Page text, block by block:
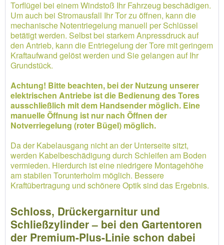
Torflügel bei einem Windstoß Ihr Fahrzeug beschädigen.
Um auch bei Stromausfall Ihr Tor zu öffnen, kann die
mechanische Notentriegelung manuell per Schlüssel
betätigt werden. Selbst bei starkem Anpressdruck auf
den Antrieb, kann die Entriegelung der Tore mit geringem
Kraftaufwand gelöst werden und Sie gelangen auf Ihr
Grundstück.
Achtung! Bitte beachten, bei der Nutzung unserer
elektrischen Antriebe ist die Bedienung des Tores
ausschließlich mit dem Handsender möglich. Eine
manuelle Öffnung ist nur nach Öffnen der
Notverriegelung (roter Bügel) möglich.
Da der Kabelausgang nicht an der Unterseite sitzt,
werden Kabelbeschädigung durch Schleifen am Boden
vermieden. Hierdurch ist eine niedrigere Montagehöhe
am stabilen Torunterholm möglich. Bessere
Kraftübertragung und schönere Optik sind das Ergebnis.
Schloss, Drückergarnitur und
Schließzylinder – bei den Gartentoren
der Premium-Plus-Linie schon dabei